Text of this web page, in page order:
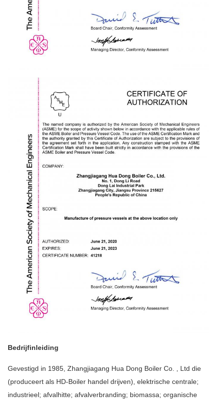
33 4.5 12 13
Bedrijfinleiding
Gevestigd in 1985, Zhangjiagang Hua Dong Boiler Co. , Ltd die
(produceert als HD-Boiler handel drijven), elektrische centrale;
industrieel; afvalhitte; afvalverbranding; biomassa; organische